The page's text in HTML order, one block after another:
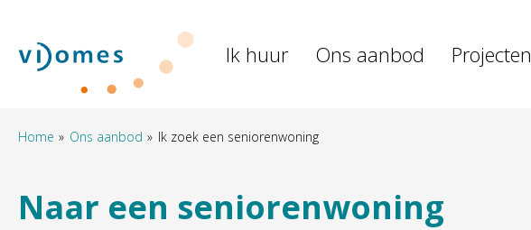
Naar hoofdinhoud
Naar hoofdnavigatiemenu
Naar zoeken
Naar de homepage Ik huur Ons aanbod Projecten
Home Ons aanbod Ik zoek een seniorenwoning
Naar een seniorenwoning